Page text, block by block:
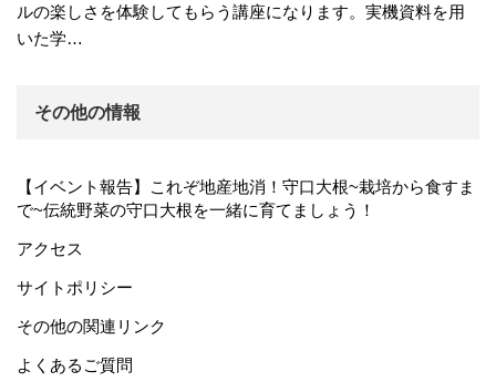
ルの楽しさを体験してもらう講座になります。実機資料を用
いた学…
その他の情報
【イベント報告】これぞ地産地消！守口大根~栽培から食すま
で~伝統野菜の守口大根を一緒に育てましょう！
アクセス
サイトポリシー
その他の関連リンク
よくあるご質問